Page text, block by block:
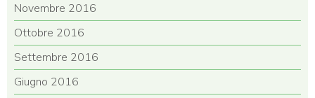
Novembre 2016
Ottobre 2016
Settembre 2016
Giugno 2016